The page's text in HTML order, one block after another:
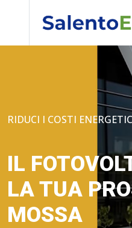
RIDUCI I COSTI
IL
LA TUA
MOSSA